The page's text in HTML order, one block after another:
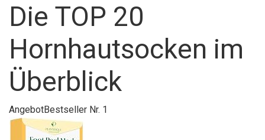
Die TOP 20
Hornhautsocken im
Überblick
AngebotBestseller Nr. 1